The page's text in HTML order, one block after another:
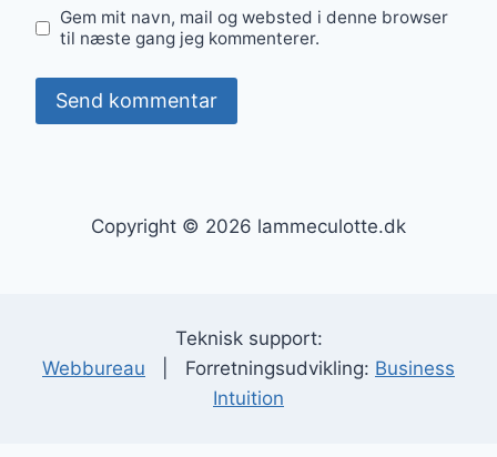
Gem mit navn, mail og websted i denne browser
til næste gang jeg kommenterer.
Copyright © 2026 lammeculotte.dk
Teknisk support:
Webbureau | Forretningsudvikling: Business
Intuition